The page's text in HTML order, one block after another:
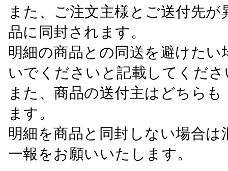
また、ご注文主様とご送付先
品に同封されます。
明細の商品との同送を避けた
いでくださいと記載してくださ
また、商品の送付主はどちら
ます。
明細を商品と同封しない場合
一報をお願いいたします。